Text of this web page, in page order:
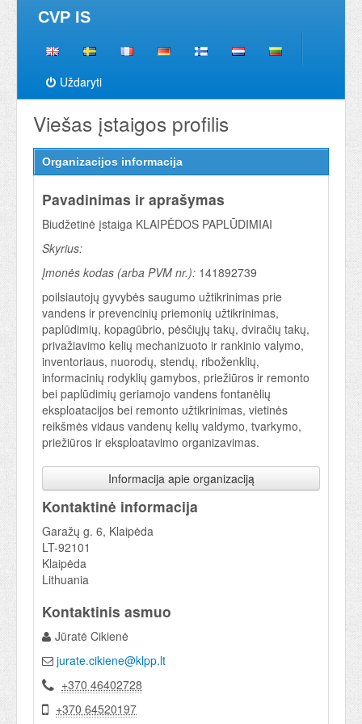
CVP IS
Uždaryti
Viešas įstaigos profilis
Organizacijos informacija
Pavadinimas ir aprašymas
Biudžetinė įstaiga KLAIPĖDOS PAPLŪDIMIAI
Skyrius:
Įmonės kodas (arba PVM nr.): 141892739
poilsiautojų gyvybės saugumo užtikrinimas prie
vandens ir prevencinių priemonių užtikrinimas,
paplūdimių, kopagūbrio, pėsčiųjų takų, dviračių takų,
privažiavimo kelių mechanizuoto ir rankinio valymo,
inventoriaus, nuorodų, stendų, riboženklių,
informacinių rodyklių gamybos, priežiūros ir remonto
bei paplūdimių geriamojo vandens fontanėlių
eksploatacijos bei remonto užtikrinimas, vietinės
reikšmės vidaus vandenų kelių valdymo, tvarkymo,
priežiūros ir eksploatavimo organizavimas.
Informacija apie organizaciją
Kontaktinė informacija
Garažų g. 6, Klaipėda
LT-92101
Klaipėda
Lithuania
Kontaktinis asmuo
Jūratė Cikienė
jurate.cikiene@klpp.lt
+370 46402728
+370 64520197